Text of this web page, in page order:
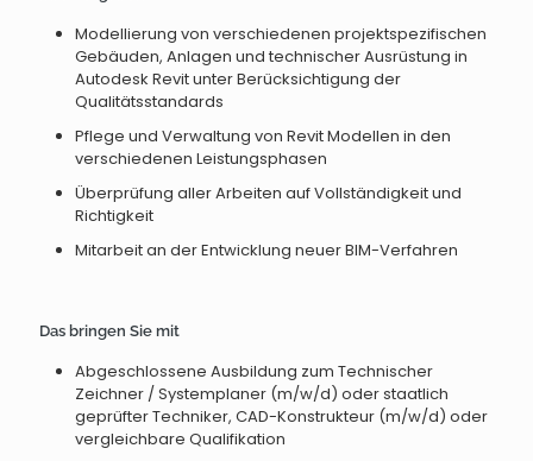
Modellierung von verschiedenen projektspezifischen
Gebäuden, Anlagen und technischer Ausrüstung in
Autodesk Revit unter Berücksichtigung der
Qualitätsstandards
Pflege und Verwaltung von Revit Modellen in den
verschiedenen Leistungsphasen
Überprüfung aller Arbeiten auf Vollständigkeit und
Richtigkeit
Mitarbeit an der Entwicklung neuer BIM-Verfahren
Das bringen Sie mit
Abgeschlossene Ausbildung zum Technischer
Zeichner / Systemplaner (m/w/d) oder staatlich
geprüfter Techniker, CAD-Konstrukteur (m/w/d) oder
vergleichbare Qualifikation